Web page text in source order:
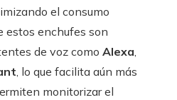
el consumo
estos enchufes son
de voz como Alexa,
, lo que facilita aún más
monitorizar el